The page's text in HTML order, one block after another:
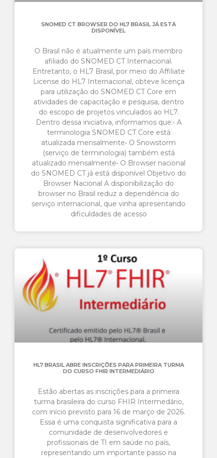
SNOMED CT BROWSER DO HL7 BRASIL JÁ ESTÁ
DISPONÍVEL
O Brasil não é atualmente um país membro
afiliado do SNOMED CT Internacional.
Entretanto, o HL7 Brasil, por meio do Affiliate
License do HL7 Internacional, obteve licença
para utilização do SNOMED CT Core em
atividades de capacitação e pesquisa, dentro
do escopo de projetos vinculados ao HL7.
Dentro dessa iniciativa, informamos que:• A
terminologia SNOMED CT Core está
atualizada mensalmente• O Snowstorm
(serviço de terminologia) também está
atualizado mensalmente• O Browser nacional
do SNOMED CT já está disponível Objetivo do
Browser Nacional A disponibilização do
browser no Brasil reduz a dependência do
serviço internacional, que vinha apresentando
dificuldades de acesso
HL7 BRASIL ABRE INSCRIÇÕES PARA PRIMEIRA TURMA
DO CURSO FHIR INTERMEDIÁRIO
Estão abertas as inscrições para a primeira
turma brasileira do curso FHIR Intermedário,
com início previsto para 16 de março de 2026.
Essa é uma conquista significativa para a
comunidade de desenvolvedores e
profissionais de TI em saúde no país,
representando um importante passo na